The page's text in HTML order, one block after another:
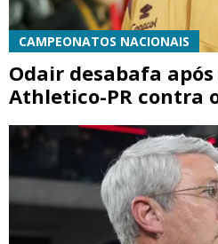
CAMPEONATOS NACIONAIS
Odair desabafa
Athletico-PR contra